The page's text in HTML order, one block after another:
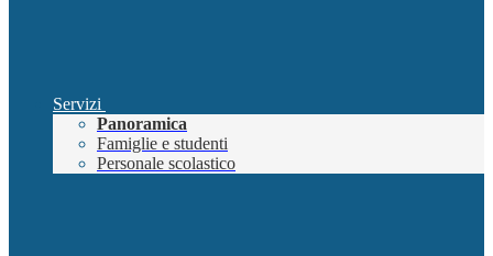
Servizi
Panoramica
Famiglie e studenti
Personale scolastico